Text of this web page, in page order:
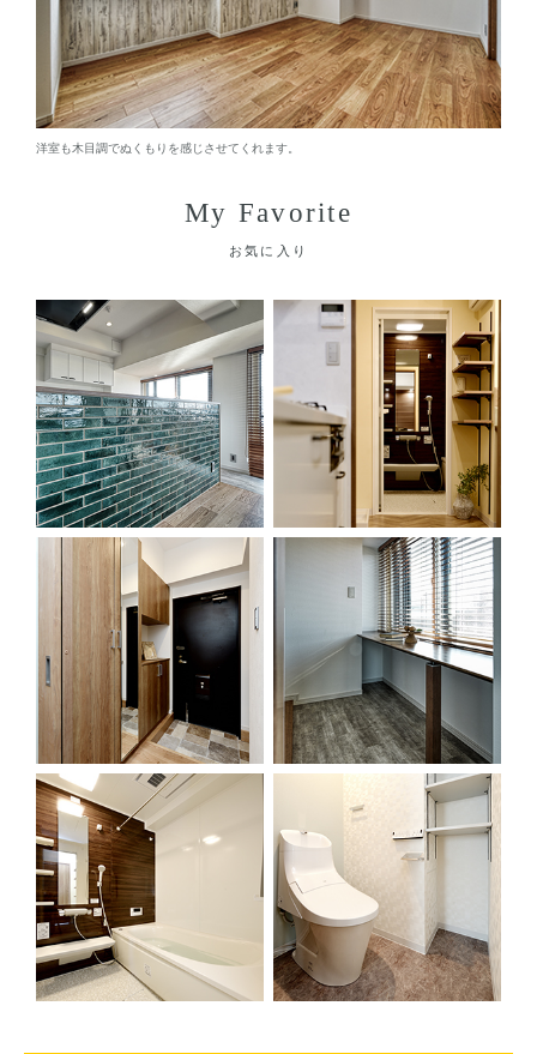
洋室も木目調でぬくもりを感じさせてくれます。
My Favorite
お気に入り